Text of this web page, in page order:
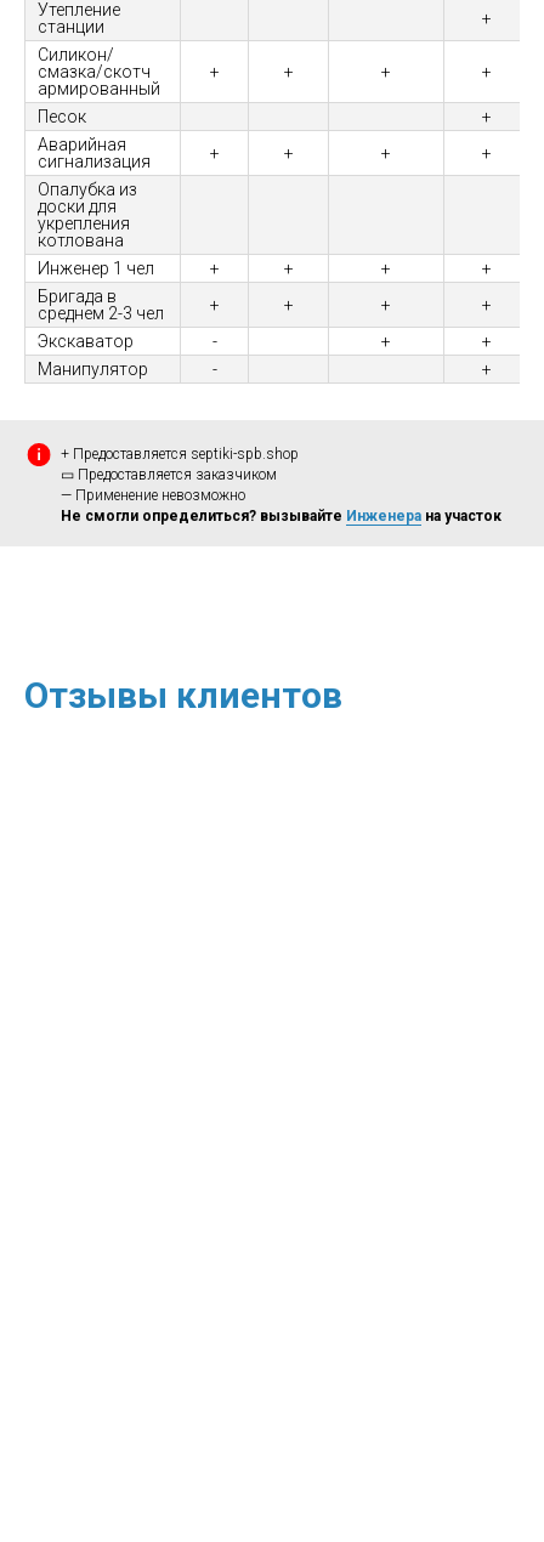
Утепление
станции
+
Силикон/
смазка/скотч
армированный
+ + + +
Песок
+
Аварийная
сигнализация
+ + +
+
Опалубка из
доски для
укрепления
котлована
Инженер 1 чел
+ + +
+
Бригада в
среднем 2-3 чел
+ + +
+
Экскаватор
- +
+
Манипулятор
- +
+ Предоставляется septiki-spb.shop
▭ Предоставляется заказчиком
— Применение невозможно
Не смогли определиться? вызывайте Инженера на участок
Отзывы клиентов